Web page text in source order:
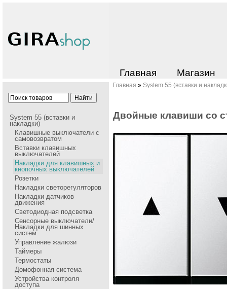
Главная Магазин
System 55 (вставки и
накладки)
Клавишные выключатели с
самовозвратом
Вставки клавишных
выключателей
Накладки для клавишных и
кнопочных выключателей
Розетки
Накладки cветорегуляторов
Накладки датчиков
движения
Светодиодная подсветка
Сенсорные выключатели/
Накладки для шинных
систем
Управление жалюзи
Таймеры
Термостаты
Домофонная система
Устройства контроля
доступа
Главная » System 55 (вставки и
Двойные клавиши со